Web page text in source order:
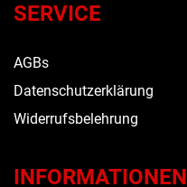
SERVICE
AGBs
Datenschutzerklärung
Widerrufsbelehrung
INFORMATIONEN